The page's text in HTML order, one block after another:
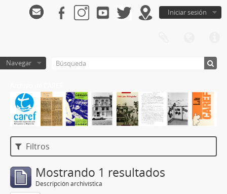
Iniciar sesión
Navegar
Filtros
Mostrando 1 resultados
Descripción archivística